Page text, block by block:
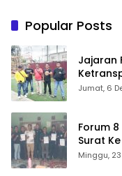
Wabup Takalar:
Bahwa Sejarah Adalah
Warisan yang Tak
Popular Posts
Jajaran
Damkar
Jumat, 6
Forum
Surat
Matel di
Minggu,